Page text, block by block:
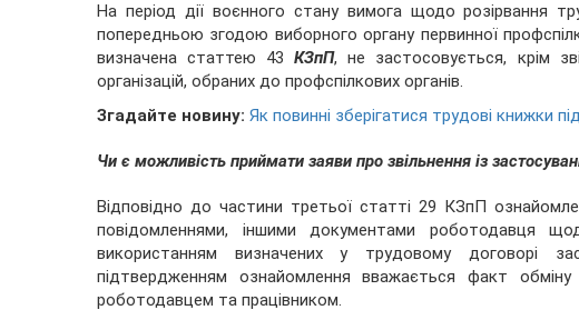
На період дії воєнного стану вимога щодо розірвання
попередньою згодою виборного органу первинної
визначена статтею 43КЗпП, не застосовується, крім
організацій, обраних до профспілкових органів.
Згадайте новину: Як повинні зберігатися трудові книжки
Чи є можливість приймати заяви про звільнення із
Відповідно до частини третьої статті 29 КЗпП
повідомленнями, іншими документами роботодавця
використанням визначених у трудовому договорі
підтвердженням ознайомлення вважається факт
роботодавцем та працівником.